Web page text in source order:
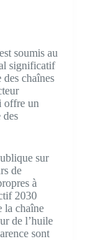
soumis au
significatif
chaînes
offre un
des
sur
de
à
2030
la chaîne
de l’huile
sont